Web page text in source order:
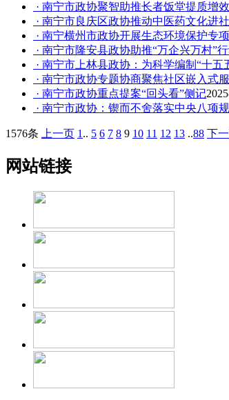
· 南宁市政协聚智助推长者饭堂提质增效
· 南宁市良庆区政协推动中医药文化进
· 南宁横州市政协开展生态环境保护专
· 南宁市隆安县政协助推“万企兴万村”
· 南宁市上林县政协：为科学编制“十五
· 南宁市政协专题协商聚焦社区嵌入式
· 南宁市政协重点提案“回头看”侧记
· 南宁市政协：锲而不舍落实中央八项
1576条 上一页 1 .. 5 6 7 8 9 10 11 12 13 ..88 下
网站链接